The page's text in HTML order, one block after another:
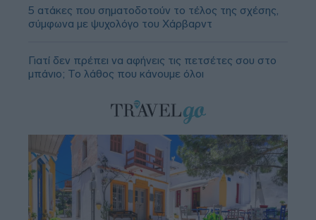
5 ατάκες που σηματοδοτούν το τέλος της σχέσης,
σύμφωνα με ψυχολόγο του Χάρβαρντ
Γιατί δεν πρέπει να αφήνεις τις πετσέτες σου στο
μπάνιο; Το λάθος που κάνουμε όλοι